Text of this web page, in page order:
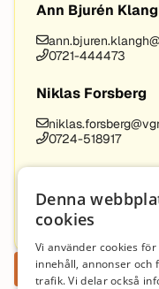
Ann Bjurén
0721-444473
Niklas Forsberg
0724-518917
0303-98844
Denna
cookies
Vi använder cookies
innehåll, annonser och
trafik. Vi delar också